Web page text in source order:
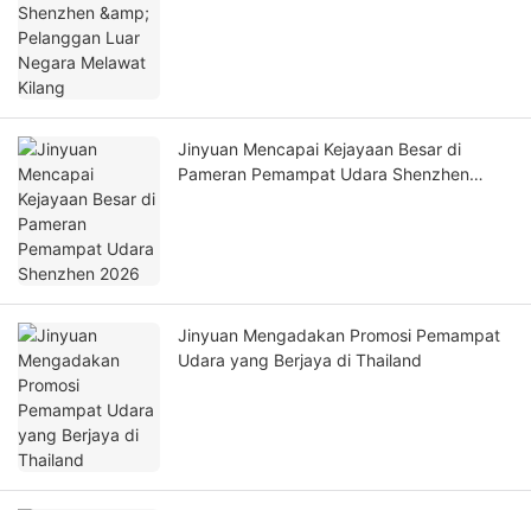
Jinyuan Mencapai Kejayaan Besar di
Pameran Pemampat Udara Shenzhen
Jinyuan Mengadakan Promosi Pemampat
Udara yang Berjaya di Thailand